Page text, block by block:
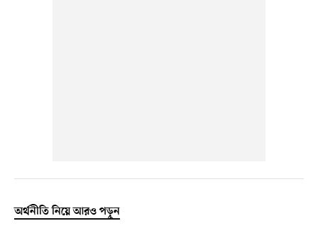
অর্থনীতি নিয়ে আরও পড়ুন